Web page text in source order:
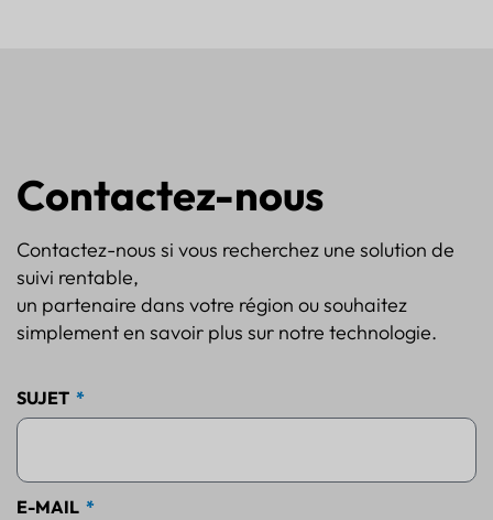
Contactez-nous
Contactez-nous si vous recherchez une solution de
suivi rentable,
un partenaire dans votre région ou souhaitez
simplement en savoir plus sur notre technologie.
SUJET
E-MAIL